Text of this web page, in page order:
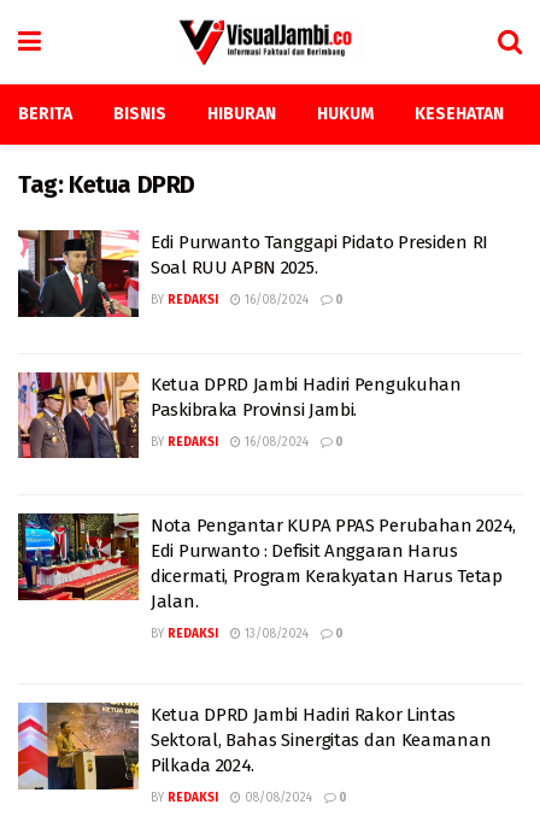
BERITA BISNIS HIBURAN HUKUM KESEHATAN
Tag: Ketua DPRD
Edi Purwanto Tanggapi Pidato Presiden RI
Soal RUU APBN 2025.
BY REDAKSI 16/08/2024 0
Ketua DPRD Jambi Hadiri Pengukuhan
Paskibraka Provinsi Jambi.
BY REDAKSI 16/08/2024 0
Nota Pengantar KUPA PPAS Perubahan 2024,
Edi Purwanto : Defisit Anggaran Harus
dicermati, Program Kerakyatan Harus Tetap
Jalan.
BY REDAKSI 13/08/2024 0
Ketua DPRD Jambi Hadiri Rakor Lintas
Sektoral, Bahas Sinergitas dan Keamanan
Pilkada 2024.
BY REDAKSI 08/08/2024 0